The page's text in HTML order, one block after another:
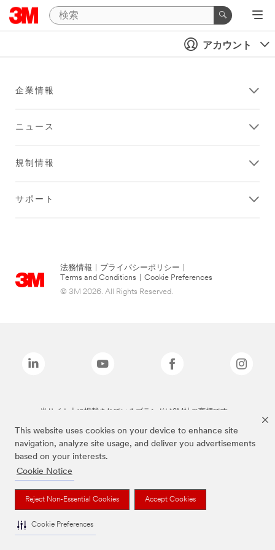
This website uses cookies on your device to enhance site
navigation, analyze site usage, and deliver you advertisements
based on your interests.
Cookie Notice
Reject Non-Essential Cookies Accept Cookies
Cookie Preferences
アカウント
企業情報
ニュース
規制情報
サポート
法務情報 プライバシーポリシー
Terms and Conditions
Cookie Preferences
© 3M 2026. All Rights Reserved.
当サイト上に掲載されているブランドは3M社の商標です。